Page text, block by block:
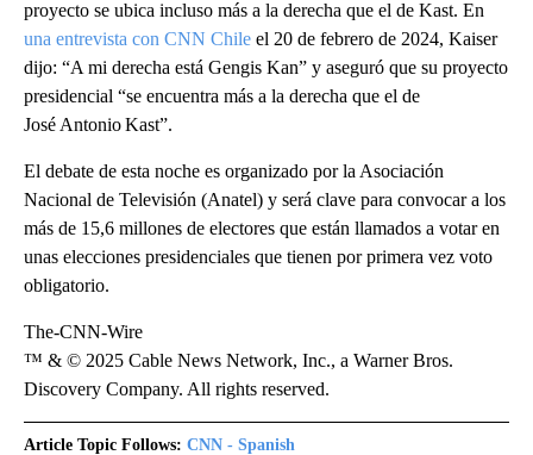
proyecto se ubica incluso más a la derecha que el de Kast. En
una entrevista con CNN Chile el 20 de febrero de 2024, Kaiser
dijo: “A mi derecha está Gengis Kan” y aseguró que su proyecto
presidencial “se encuentra más a la derecha que el de
José Antonio Kast”.
El debate de esta noche es organizado por la Asociación
Nacional de Televisión (Anatel) y será clave para convocar a los
más de 15,6 millones de electores que están llamados a votar en
unas elecciones presidenciales que tienen por primera vez voto
obligatorio.
The-CNN-Wire
™ & © 2025 Cable News Network, Inc., a Warner Bros.
Discovery Company. All rights reserved.
Article Topic Follows: CNN - Spanish